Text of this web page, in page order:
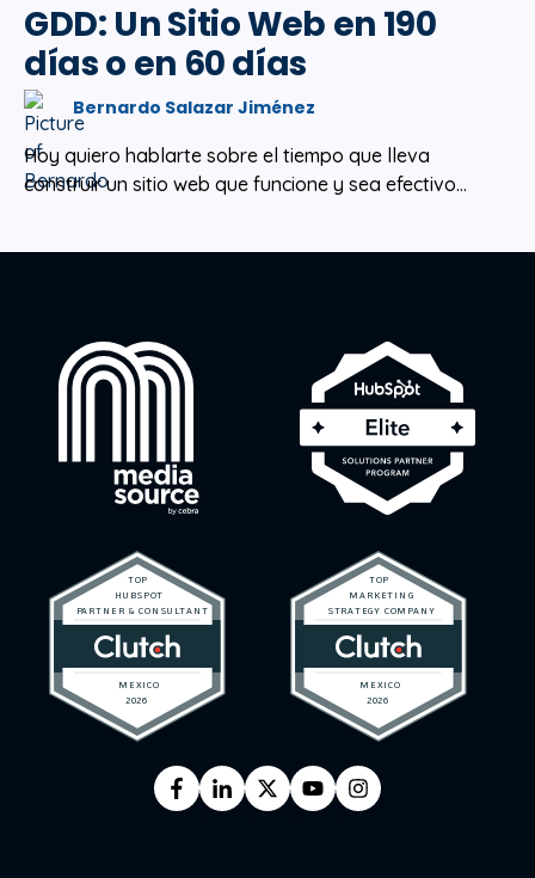
GDD: Un Sitio Web en 190
días o en 60 días
Bernardo Salazar Jiménez
Hoy quiero hablarte sobre el tiempo que lleva
construir un sitio web que funcione y sea efectivo...